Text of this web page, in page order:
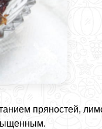
пряностей,